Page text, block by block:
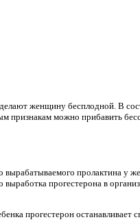
женщину бесплодной. В
признакам можно прибавить
вырабатываемого пролактина у
выработка прогестерона в
прогестерон останавливает